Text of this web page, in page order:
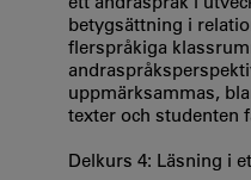
betygsättning i
flerspråkiga
uppmärksammas,
texter och studenten
Delkurs 4: Läsning i